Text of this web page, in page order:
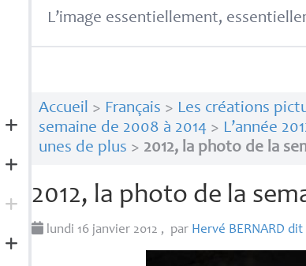
L’image essentiellement,
Accueil > Français > Les créations
semaine de 2008 à 2014> L’année
unes de plus > 2012, la photo de la
2012, la photo de la
lundi 16 janvier 2012 , par Hervé BERNARD dit